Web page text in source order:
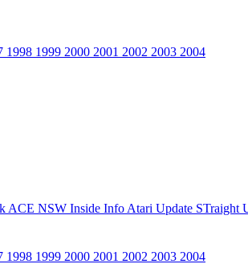
1998 1999 2000 2001 2002 2003 2004
ACE NSW Inside Info Atari Update STraight
1998 1999 2000 2001 2002 2003 2004